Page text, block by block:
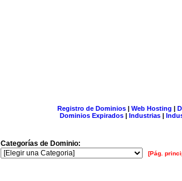
Registro de Dominios| Web Hosting |
Dominios Expirados | Industrias |
Categorías de Dominio:
[Pág.